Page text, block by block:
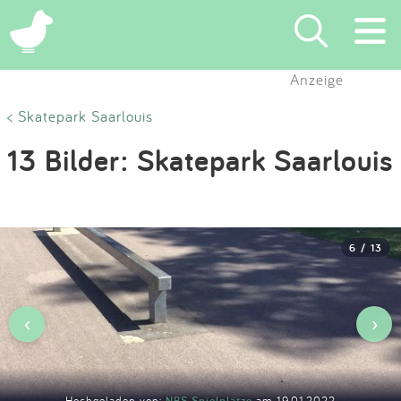
×
Eintragen
Blog
Partner
Kontakt
Anzeige
< Skatepark Saarlouis
13 Bilder: Skatepark Saarlouis
6 / 13
‹ ›